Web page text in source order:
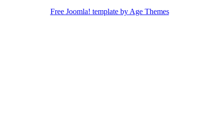
Free Joomla! template by Age Themes